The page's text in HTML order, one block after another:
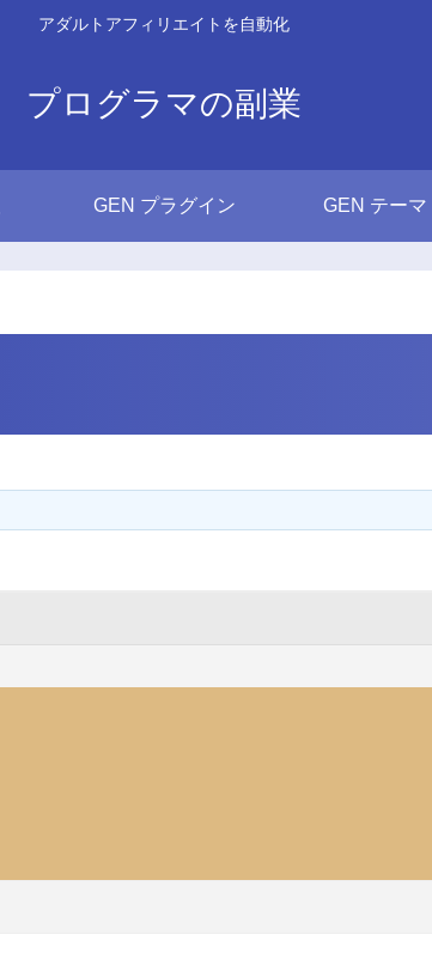
アダルトアフィリエイトを自動化
プログラマの副業
GEN プラグイン GEN テーマ